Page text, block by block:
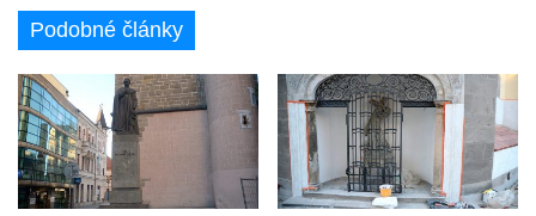
Kaple na rozcestí v jižní části Budyně nad
Ohří
Kaple v centru Roudníčku
Kaple u domu čp. 51 v Roudníčku
Kaple v Brníkově
Kostel svatého Floriána v Podbradci
Podobné články